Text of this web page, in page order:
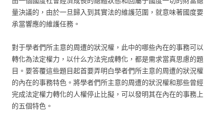
量決議的，由於一旦歸入到其實法的維護范圍，就意味著國度要
承當響應的維護任務。
對于學者們所主意的周遭的狀況權，此中的哪些內在的事務可以
轉化為法定權力，以什么方法完成轉化，都是需求當真思慮的題
目。要答覆這些題目起首要弄明白學者們所主意的周遭的狀況權
的內在的事務特色。將學者們所主意的周遭的狀況權和那些曾經
完成法定權力轉化的人權停止比擬，可以發明其在內在的事務上
的五個特色。